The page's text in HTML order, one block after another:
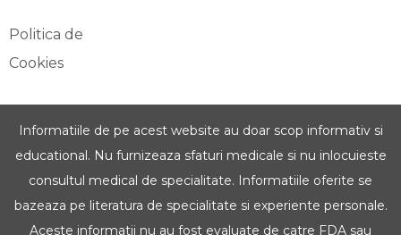
Politica de
Cookies
Informatiile de pe acest website au doar scop informativ si
educational. Nu furnizeaza sfaturi medicale si nu inlocuieste
consultul medical de specialitate. Informatiile oferite se
bazeaza pe literatura de specialitate si experiente personale.
Aceste informatii nu au fost evaluate de catre FDA sau